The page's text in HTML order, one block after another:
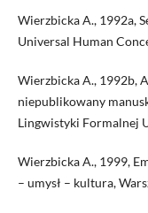
Wierzbicka A., 1992a,
Universal Human
Wierzbicka A., 1992b,
niepublikowany
Lingwistyki Formalnej
Wierzbicka A., 1999,
– umysł – kultura,